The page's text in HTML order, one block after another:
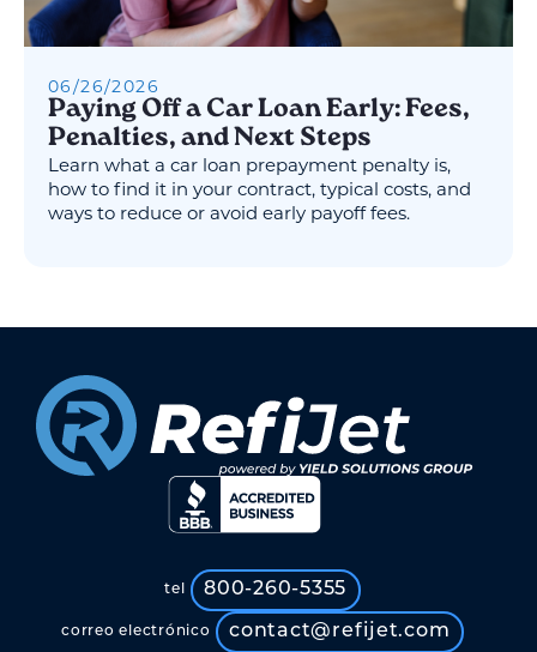
06/26/2026
Paying Off a Car Loan Early: Fees,
Penalties, and Next Steps
Learn what a car loan prepayment penalty is,
how to find it in your contract, typical costs, and
ways to reduce or avoid early payoff fees.
tel 800-260-5355
correo electrónico contact@refijet.com